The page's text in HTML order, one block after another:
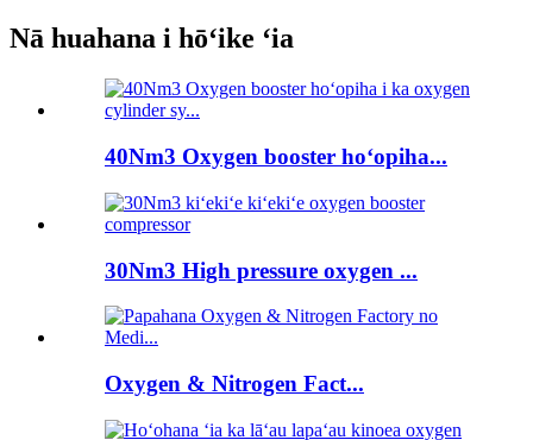
Nā huahana i hōʻike ʻia
40Nm3 Oxygen booster hoʻopiha...
30Nm3 High pressure oxygen ...
Oxygen & Nitrogen Fact...